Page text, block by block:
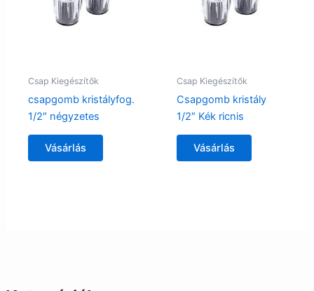
Csap Kiegészítők
csapgomb kristályfog.
1/2″ négyzetes
Vásárlás
Csap Kiegészítők
Csapgomb kristály
1/2″ Kék ricnis
Vásárlás